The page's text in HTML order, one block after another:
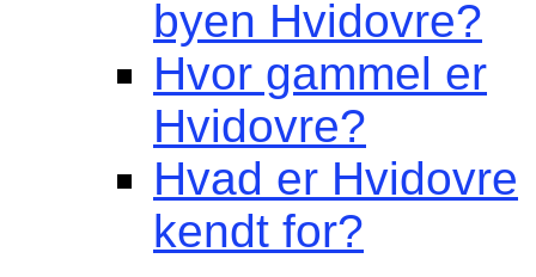
byen Hvidovre?
Hvor gammel er
Hvidovre?
Hvad er Hvidovre
kendt for?